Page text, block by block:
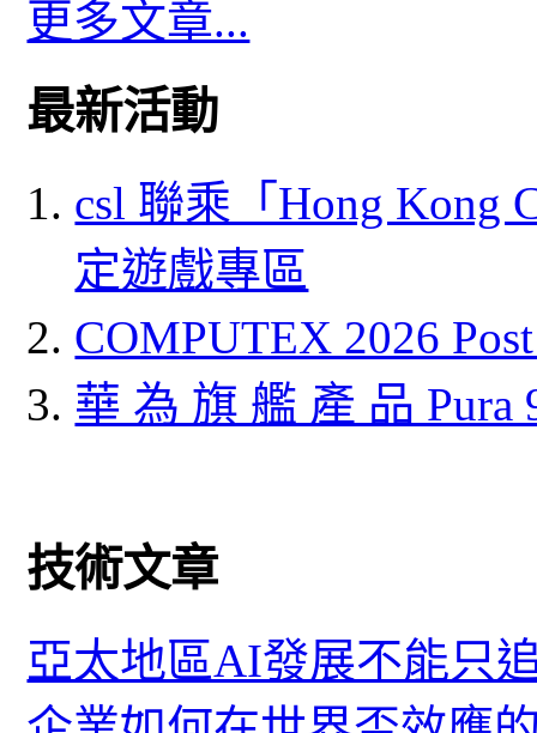
更多文章...
最新活動
csl 聯乘「Hong Kong
定遊戲專區
COMPUTEX 2026
華 為 旗 艦 產 品 Pura
技術文章
亞太地區AI發展不能只